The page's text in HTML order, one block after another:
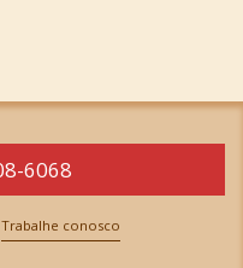
6068
Trabalhe conosco